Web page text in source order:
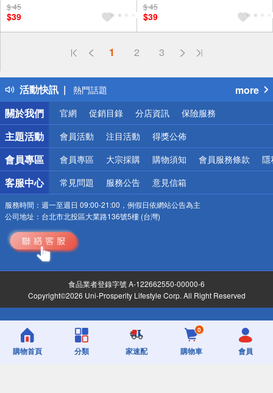
$ 45
$39
$ 45
$39
1 2 3
活動快訊
偏遠地區配送
得獎公告
熱門話題
銀行優惠
偏遠地區配送
詐騙網頁！請小心！
more
關於我們
官網 促銷目錄 分店資訊 保險服務
主題活動 會員活動 注目活動 得獎公佈
會員專區 會員專區 大宗採購 購物須知 會員服務條款 隱
客服中心 常見問題 服務公告 意見信箱
服務時間： 週一至週日 09:00-21:00，例假日依網站公告為主
公司地址： 台北市北投區大業路136號5樓 (台灣)
食品業者登錄字號 A-122662550-00000-6
Copyright©2026 Uni-Prosperity Lifestyle Corp. All Right Reserved
購物首頁 分類 家速配
0
購物車 會員